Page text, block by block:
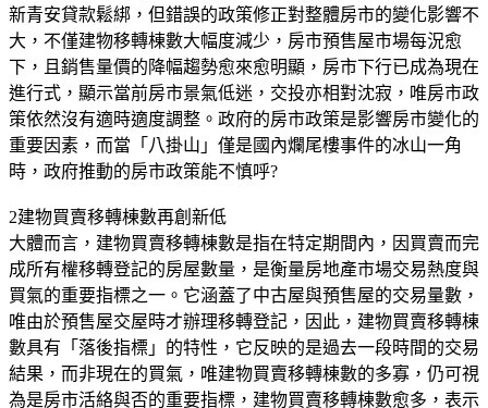
新青安貸款鬆綁，但錯誤的政策修正對整體房市的變化影響不
大，不僅建物移轉棟數大幅度減少，房市預售屋市場每況愈
下，且銷售量價的降幅趨勢愈來愈明顯，房市下行已成為現在
進行式，顯示當前房市景氣低迷，交投亦相對沈寂，唯房市政
策依然沒有適時適度調整。政府的房市政策是影響房市變化的
重要因素，而當「八掛山」僅是國內爛尾樓事件的冰山一角
時，政府推動的房市政策能不慎呼?
2建物買賣移轉棟數再創新低
大體而言，建物買賣移轉棟數是指在特定期間內，因買賣而完
成所有權移轉登記的房屋數量，是衡量房地產市場交易熱度與
買氣的重要指標之一。它涵蓋了中古屋與預售屋的交易量數，
唯由於預售屋交屋時才辦理移轉登記，因此，建物買賣移轉棟
數具有「落後指標」的特性，它反映的是過去一段時間的交易
結果，而非現在的買氣，唯建物買賣移轉棟數的多寡，仍可視
為是房市活絡與否的重要指標，建物買賣移轉棟數愈多，表示